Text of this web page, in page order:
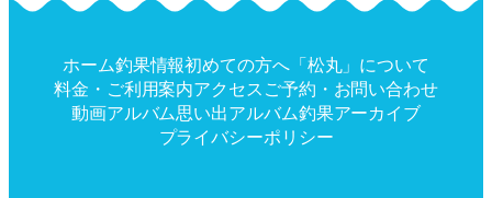
ホーム釣果情報初めての方へ「松丸」について
料金・ご利用案内アクセスご予約・お問い合わせ
動画アルバム思い出アルバム釣果アーカイブ
プライバシーポリシー